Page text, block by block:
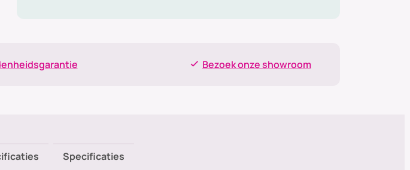
Bezoek onze showroom
Specificaties